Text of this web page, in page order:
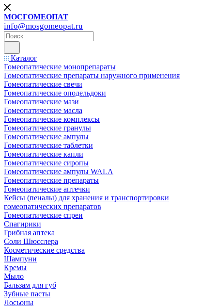
МОСГОМЕОПАТ
info@mosgomeopat.ru
Каталог
Гомеопатические монопрепараты
Гомеопатические препараты наружного применения
Гомеопатические свечи
Гомеопатические оподельдоки
Гомеопатические мази
Гомеопатические масла
Гомеопатические комплексы
Гомеопатические гранулы
Гомеопатические ампулы
Гомеопатические таблетки
Гомеопатические капли
Гомеопатические сиропы
Гомеопатические ампулы WALA
Гомеопатические препараты
Гомеопатические аптечки
Кейсы (пеналы) для хранения и транспортировки
гомеопатических препаратов
Гомеопатические спреи
Спагирики
Грибная аптека
Соли Шюсслера
Косметические средства
Шампуни
Кремы
Мыло
Бальзам для губ
Зубные пасты
Лосьоны